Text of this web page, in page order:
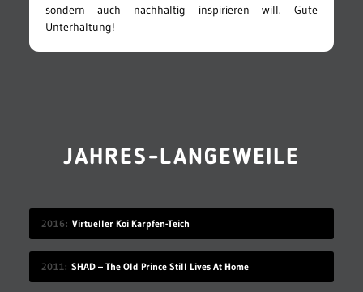
sondern auch nachhaltig inspirieren will. Gute
Unterhaltung!
JAHRES-LANGEWEILE
2016 Virtueller Koi Karpfen-Teich
2011 SHAD – The Old Prince Still Lives At Home